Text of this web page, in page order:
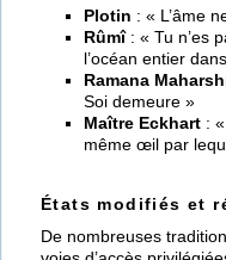
Plotin : « L’âme
Rûmî: « Tu n’es
l’océan entier
Ramana
Soi demeure »
Maître Eckhart: «
même œil par
États modifiés et
De nombreuses